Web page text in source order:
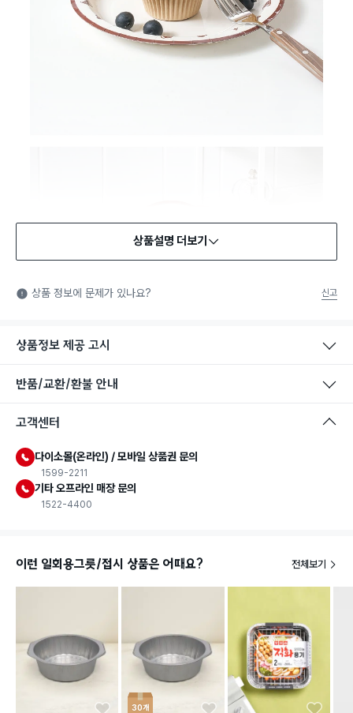
식품용 기구: 식품위생법에서 정한 규격에 따라 제조되어 식품 또
는 식품첨가물에 사용할 수 있는 식품용기구라는 표시입니다.
상품설명 더보기
상품 정보에 문제가 있나요? 신고
상품정보 제공 고시
반품/교환/환불 안내
고객센터
다이소몰(온라인) / 모바일 상품권 문의
1599-2211
기타 오프라인 매장 문의
1522-4400
이런 일회용그릇/접시 상품은 어때요? 전체보기
30개